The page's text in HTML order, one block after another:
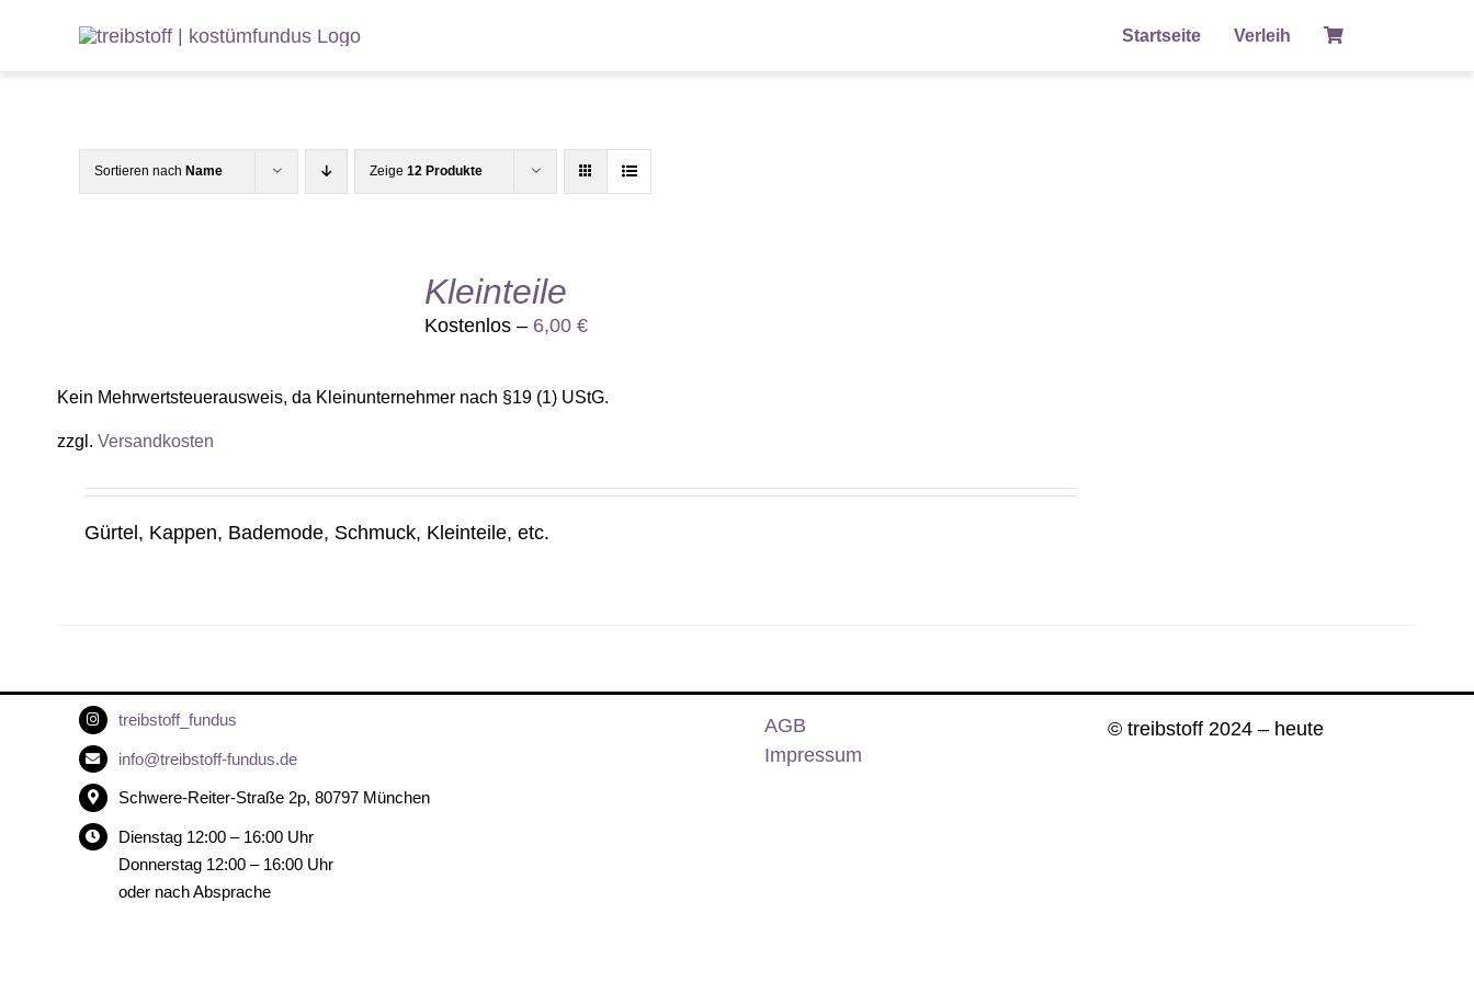
springen
Startseite Verleih
Sortieren nach Name Zeige 12 Produkte
Kleinteile
Kostenlos – 6,00 €
Kein Mehrwertsteuerausweis, da Kleinunternehmer nach §19 (1) UStG.
zzgl. Versandkosten
Gürtel, Kappen, Bademode, Schmuck, Kleinteile, etc.
treibstoff_fundus
info@treibstoff-fundus.de
Schwere-Reiter-Straße 2p, 80797 München
Dienstag 12:00 – 16:00 Uhr
Donnerstag 12:00 – 16:00 Uhr
oder nach Absprache
AGB
Impressum
© treibstoff 2024 – heute